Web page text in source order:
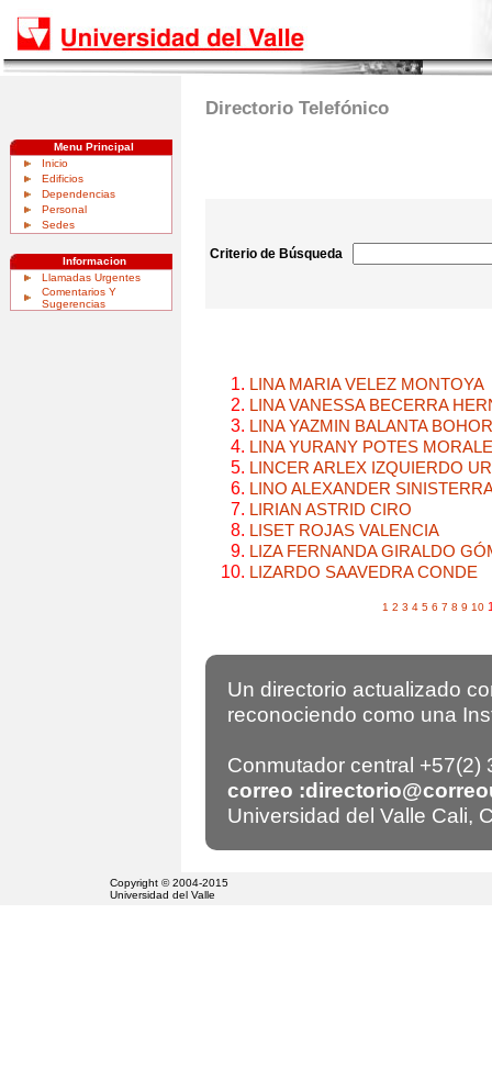
Directorio Telefónico
Menu Principal
Inicio
Edificios
Dependencias
Personal
Sedes
Informacion
Llamadas Urgentes
Comentarios Y
Sugerencias
Criterio de Búsqueda
LINA MARIA VELEZ MONTOYA
LINA VANESSA BECERRA
LINA YAZMIN BALANTA
LINA YURANY POTES
LINCER ARLEX IZQUIERDO
LINO ALEXANDER
LIRIAN ASTRID CIRO
LISET ROJAS VALENCIA
LIZA FERNANDA GIRALDO
LIZARDO SAAVEDRA CONDE
1 2 3 4 5 6 7 8 9 10
Un directorio actualizado
reconociendo como una
Conmutador central +57(2)
correo
Universidad del Valle Cali,
Copyright © 2004-2015
Universidad del Valle